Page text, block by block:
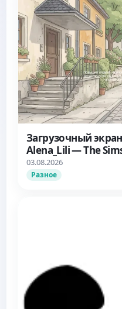
Загрузочный
Alena_Lili — The
03.08.2026
Разное